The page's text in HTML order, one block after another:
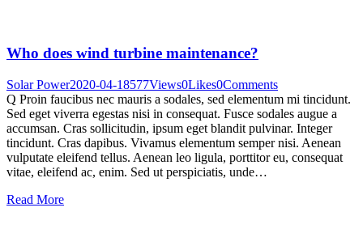
Who does wind turbine maintenance?
Solar Power2020-04-18577Views0Likes0Comments
Q Proin faucibus nec mauris a sodales, sed elementum mi tincidunt.
Sed eget viverra egestas nisi in consequat. Fusce sodales augue a
accumsan. Cras sollicitudin, ipsum eget blandit pulvinar. Integer
tincidunt. Cras dapibus. Vivamus elementum semper nisi. Aenean
vulputate eleifend tellus. Aenean leo ligula, porttitor eu, consequat
vitae, eleifend ac, enim. Sed ut perspiciatis, unde…
Read More